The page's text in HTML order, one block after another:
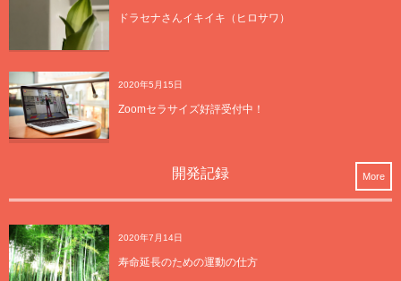
ドラセナさんイキイキ（ヒロサワ）
2020年5月15日
Zoomセラサイズ好評受付中！
開発記録
2020年7月14日
寿命延長のための運動の仕方
More